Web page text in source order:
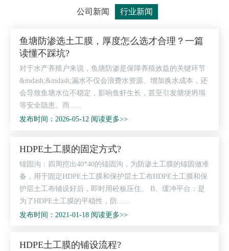
公司新闻 行业新闻
鱼塘防渗选土工膜，厚度怎么选才合理？一篇
读懂不踩坑?
对于水产养殖户来说，鱼塘防渗是保障养殖效益的关键环节
&mdash;&mdash;漏水不仅会浪费水资源、增加换水成本，还
会导致鱼塘水位不稳定，影响鱼虾生长，甚至引发塘埂坍塌
等安全隐患。而......
发布时间：2026-05-12 阅读更多>>
HDPE土工膜的固定方式?
锚固沟：四周挖出40*40的锚固沟，为防渗土工膜的锚固做准
备，用于固定HDPE土工膜和保护层土工布HDPE土工膜和保
护层土工布铺设好后，即时用砼板压住。 B、缓冲平台：是
为了HDPE土工膜的平稳性，防......
发布时间：2021-01-18 阅读更多>>
HDPE土工膜的铺设流程?